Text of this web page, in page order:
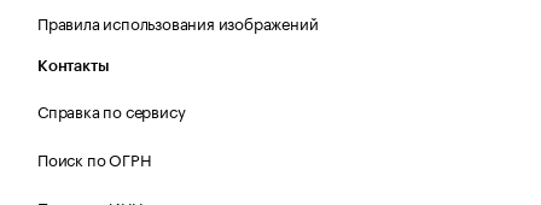
Правила использования изображений
Контакты
Справка по сервису
Поиск по ОГРН